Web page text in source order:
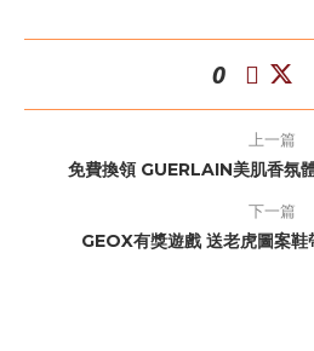
0
上一篇
免費換領 GUERLAIN美肌香氛
下一篇
GEOX有獎遊戲 送老虎圖案